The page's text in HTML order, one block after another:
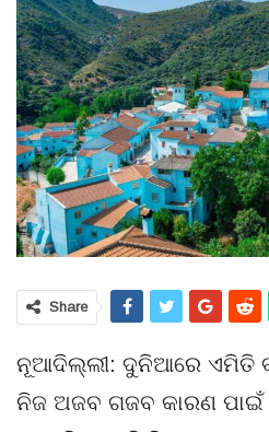
Share
ନୂଆଦିଲ୍ଲୀ: ଦୁନିଆରେ ଏମିତି
ନିଜ ଅଜବ ଗଜବ କାରଣ